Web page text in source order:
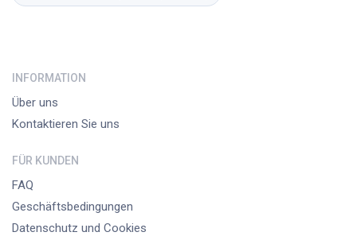
INFORMATION
Über uns
Kontaktieren Sie uns
FÜR KUNDEN
FAQ
Geschäftsbedingungen
Datenschutz und Cookies